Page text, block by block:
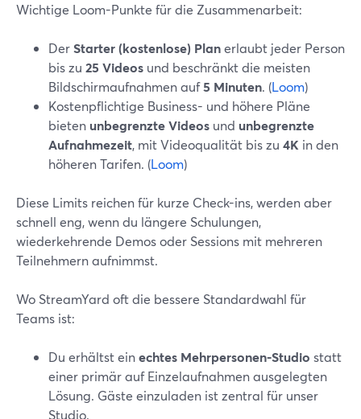
Wichtige Loom-Punkte für die Zusammenarbeit:
DerStarter (kostenlose) Planerlaubt jeder Person
bis zu 25 Videos und beschränkt die meisten
Bildschirmaufnahmen auf5 Minuten. (Loom)
Kostenpflichtige Business- und höhere Pläne
bieten unbegrenzte Videos und unbegrenzte
Aufnahmezeit, mit Videoqualität bis zu 4K in den
höheren Tarifen. (Loom)
Diese Limits reichen für kurze Check-ins, werden aber
schnell eng, wenn du längere Schulungen,
wiederkehrende Demos oder Sessions mit mehreren
Teilnehmern aufnimmst.
Wo StreamYard oft die bessere Standardwahl für
Teams ist:
Du erhältst einechtes Mehrpersonen-Studio statt
einer primär auf Einzelaufnahmen ausgelegten
Lösung. Gäste einzuladen ist zentral für unser
Studio.